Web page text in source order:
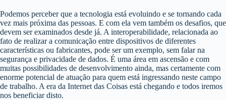
Podemos perceber que a tecnologia está evoluindo e se tornando cada
vez mais próxima das pessoas. E com ela vem também os desafios, que
devem ser examinados desde já. A interoperabilidade, relacionada ao
fato de realizar a comunicação entre dispositivos de diferentes
características ou fabricantes, pode ser um exemplo, sem falar na
segurança e privacidade de dados. É uma área em ascensão e com
muitas possibilidades de desenvolvimento ainda, mas certamente com
enorme potencial de atuação para quem está ingressando neste campo
de trabalho. A era da Internet das Coisas está chegando e todos iremos
nos beneficiar disto.